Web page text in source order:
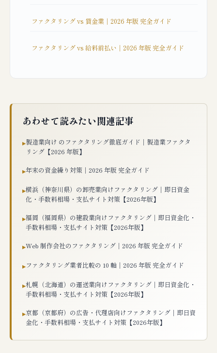
ファクタリング vs 貸金業｜2026 年版 完全ガイド
ファクタリング vs 給料前払い｜2026 年版 完全ガイド
あわせて読みたい関連記事
▸製造業向け のファクタリング徹底ガイド｜製造業ファクタ
リング【2026 年版】
▸年末の資金繰り対策｜2026 年版 完全ガイド
▸横浜（神奈川県）の卸売業向けファクタリング｜即日資金
化・手数料相場・支払サイト対策【2026年版】
▸福岡（福岡県）の建設業向けファクタリング｜即日資金化・
手数料相場・支払サイト対策【2026年版】
▸Web 制作会社のファクタリング｜2026 年版 完全ガイド
▸ファクタリング業者比較の 10 軸｜2026 年版 完全ガイド
▸札幌（北海道）の運送業向けファクタリング｜即日資金化・
手数料相場・支払サイト対策【2026年版】
▸京都（京都府）の広告・代理店向けファクタリング｜即日資
金化・手数料相場・支払サイト対策【2026年版】